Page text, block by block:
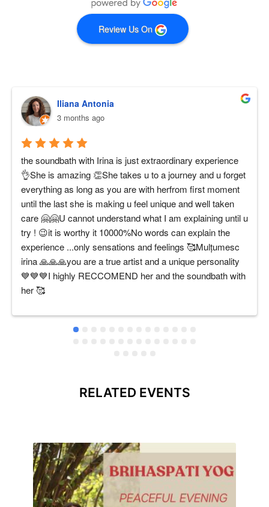
Review Us On
Iliana Antonia
3 months ago
the soundbath with Irina is just extraordinary experience
👌She is amazing 👏She takes u to a journey and u forget
everything as long as you are with herfrom first moment
until the last she is making u feel unique and well taken
care 🤗🤗U cannot understand what I am explaining until u
try ! 😉it is worthy it 10000%No words can explain the
experience ...only sensations and feelings 🥰Mulțumesc
irina 🙏🙏🙏you are a true artist and a unique personality
💙💙💙I highly RECCOMEND her and the soundbath with
her 🥰
RELATED EVENTS